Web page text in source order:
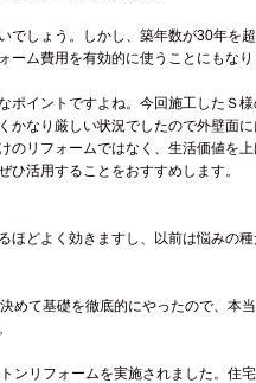
しょう。しかし、築年数が30年
ム費用を有効的に使うことにもなり
イントですよね。今回施工したＳ
なり厳しい状況でしたので外壁面
リフォームではなく、生活価値を
活用することをおすすめします。
どよく効きますし、以前は悩みの
て基礎を徹底的にやったので、本
リフォームを実施されました。